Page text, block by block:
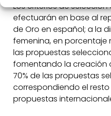
Los criterios de
efectuarán en base al
de Oro en español; a la
femenina, en porcentaje
las propuestas
fomentando la creación
70% de las propuestas
correspondiendo el
propuestas